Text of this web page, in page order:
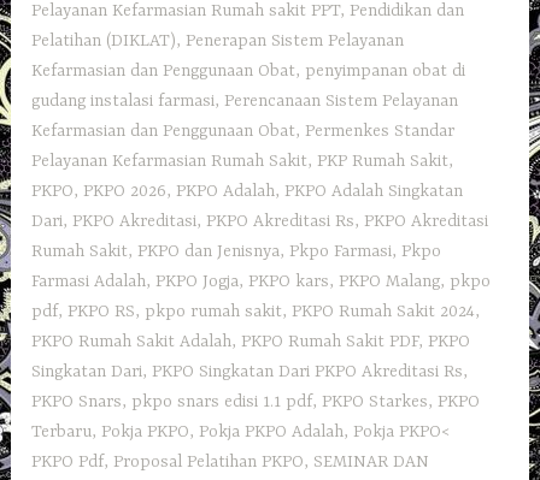
Pelayanan Kefarmasian Rumah sakit PPT, Pendidikan dan
Pelatihan (DIKLAT), Penerapan Sistem Pelayanan
Kefarmasian dan Penggunaan Obat, penyimpanan obat di
gudang instalasi farmasi, Perencanaan Sistem Pelayanan
Kefarmasian dan Penggunaan Obat, Permenkes Standar
Pelayanan Kefarmasian Rumah Sakit, PKP Rumah Sakit,
PKPO, PKPO 2026, PKPO Adalah, PKPO Adalah Singkatan
Dari, PKPO Akreditasi, PKPO Akreditasi Rs, PKPO Akreditasi
Rumah Sakit, PKPO dan Jenisnya, Pkpo Farmasi, Pkpo
Farmasi Adalah, PKPO Jogja, PKPO kars, PKPO Malang, pkpo
pdf, PKPO RS, pkpo rumah sakit, PKPO Rumah Sakit 2024,
PKPO Rumah Sakit Adalah, PKPO Rumah Sakit PDF, PKPO
Singkatan Dari, PKPO Singkatan Dari PKPO Akreditasi Rs,
PKPO Snars, pkpo snars edisi 1.1 pdf, PKPO Starkes, PKPO
Terbaru, Pokja PKPO, Pokja PKPO Adalah, Pokja PKPO<
PKPO Pdf, Proposal Pelatihan PKPO, SEMINAR DAN